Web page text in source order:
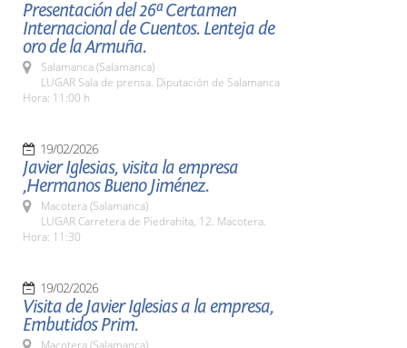
Presentación del 26ª Certamen
Internacional de Cuentos. Lenteja de
oro de la Armuña.
Salamanca (Salamanca)
LUGAR Sala de prensa. Diputación de Salamanca
Hora: 11:00 h
19/02/2026
Javier Iglesias, visita la empresa
,Hermanos Bueno Jiménez.
Macotera (Salamanca)
LUGAR Carretera de Piedrahíta, 12. Macotera.
Hora: 11:30
19/02/2026
Visita de Javier Iglesias a la empresa,
Embutidos Prim.
Macotera (Salamanca)